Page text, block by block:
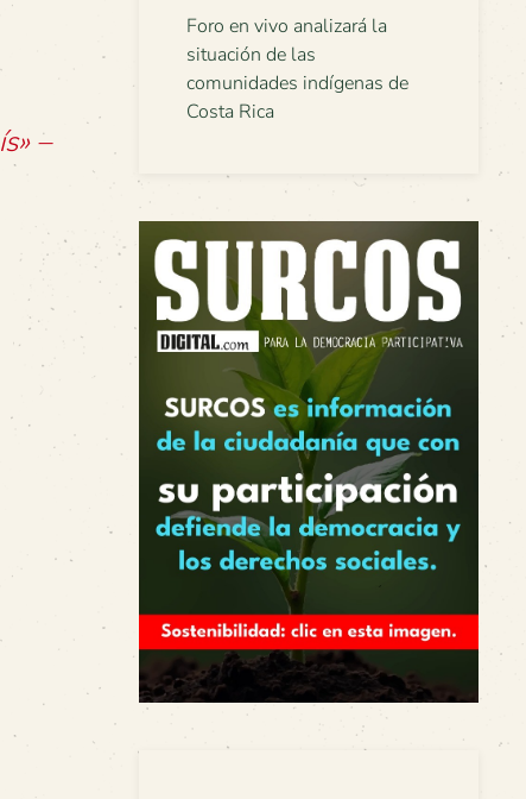
–
Foro en vivo analizará la
situación de las
comunidades indígenas de
Costa Rica